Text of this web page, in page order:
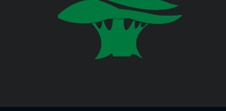
Jul 22, 2026
صدر عن دائرة الإعلام والعلاقات العامة
في المديرية العامة للدفاع المدني
Jul 20, 2026
وزارة العدل